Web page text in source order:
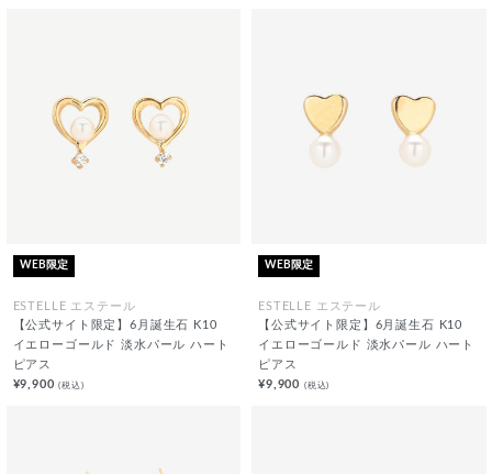
WEB限定
ESTELLE エステール
【公式サイト限定】6月誕生石 K10
イエローゴールド 淡水パール ハート
ピアス
¥9,900(税込)
WEB限定
ESTELLE エステール
【公式サイト限定】6月誕生石 K10
イエローゴールド 淡水パール ハート
ピアス
¥9,900 (税込)